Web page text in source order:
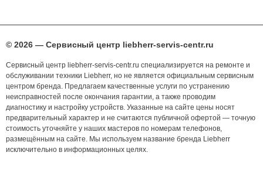
© 2026 — Сервисный центр liebherr-servis-centr.ru
Сервисный центр liebherr-servis-centr.ru специализируется на ремонте и
обслуживании техники Liebherr, но не является официальным сервисным
центром бренда. Предлагаем качественные услуги по устранению
неисправностей после окончания гарантии, а также проводим
диагностику и настройку устройств. Указанные на сайте цены носят
предварительный характер и не считаются публичной офертой — точную
стоимость уточняйте у наших мастеров по номерам телефонов,
размещённым на сайте. Мы используем название бренда Liebherr
исключительно в информационных целях.